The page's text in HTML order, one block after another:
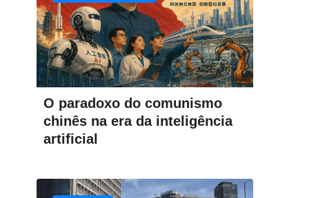
O paradoxo do comunismo
chinês na era da inteligência
artificial